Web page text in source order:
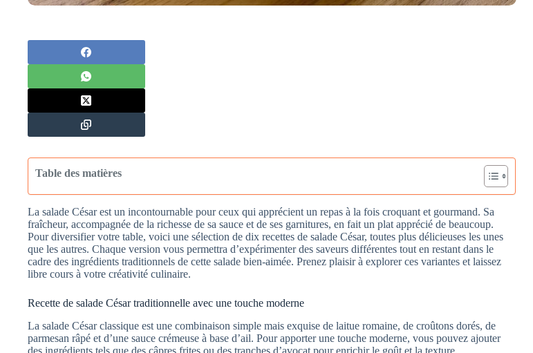
Table des matières
La salade César est un incontournable pour ceux qui apprécient un repas à la fois croquant et gourmand. Sa
fraîcheur, accompagnée de la richesse de sa sauce et de ses garnitures, en fait un plat apprécié de beaucoup.
Pour diversifier votre table, voici une sélection de dix recettes de salade César, toutes plus délicieuses les unes
que les autres. Chaque version vous permettra d’expérimenter des saveurs différentes tout en restant dans le
cadre des ingrédients traditionnels de cette salade bien-aimée. Prenez plaisir à explorer ces variantes et laissez
libre cours à votre créativité culinaire.
Recette de salade César traditionnelle avec une touche moderne
La salade César classique est une combinaison simple mais exquise de laitue romaine, de croûtons dorés, de
parmesan râpé et d’une sauce crémeuse à base d’ail. Pour apporter une touche moderne, vous pouvez ajouter
des ingrédients tels que des câpres frites ou des tranches d’avocat pour enrichir le goût et la texture.